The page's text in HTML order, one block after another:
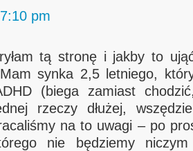
pm
tą stronę i jakby to
synka 2,5 letniego,
(biega zamiast
rzeczy dłużej,
na to uwagi – po
nie będziemy niczym